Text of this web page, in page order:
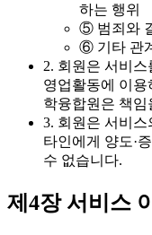
하는 행위
⑤ 범죄와
⑥ 기타 관
2. 회원은 서비
영업활동에 이
학융합원은 책임
3. 회원은 서비
타인에게 양도·
수 없습니다.
제4장 서비스